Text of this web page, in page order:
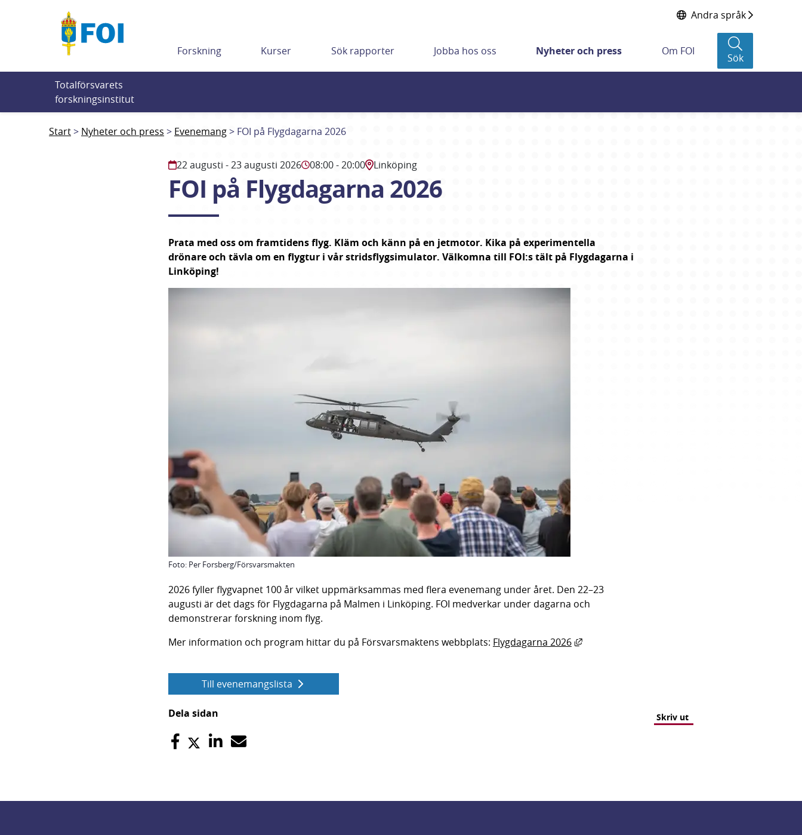
Andra språk
Forskning Kurser Sök rapporter Jobba hos oss Nyheter och press Om FOI
Sök
Totalförsvarets
forskningsinstitut
Start Nyheter och press Evenemang FOI på Flygdagarna 2026
22 augusti - 23 augusti 2026 08:00- 20:00 Linköping
FOI på Flygdagarna 2026
Prata med oss om framtidens flyg. Kläm och känn på en jetmotor. Kika på experimentella
drönare och tävla om en flygtur i vår stridsflygsimulator. Välkomna till FOI:s tält på Flygdagarna i
Linköping!
Foto: Per Forsberg/Försvarsmakten
2026 fyller flygvapnet 100 år vilket uppmärksammas med flera evenemang under året. Den 22–23
augusti är det dags för Flygdagarna på Malmen i Linköping. FOI medverkar under dagarna och
demonstrerar forskning inom flyg.
Mer information och program hittar du på Försvarsmaktens webbplats: Flygdagarna 2026 Länk till annan webbplats, öppnas i nytt fönster.
Till evenemangslista
Dela sidan Skriv ut